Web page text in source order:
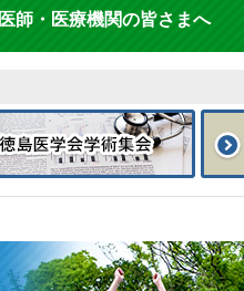
医師・医療機関の皆さまへ